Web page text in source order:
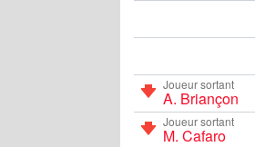
Joueur sortant
A. Briançon
Joueur sortant
M. Cafaro